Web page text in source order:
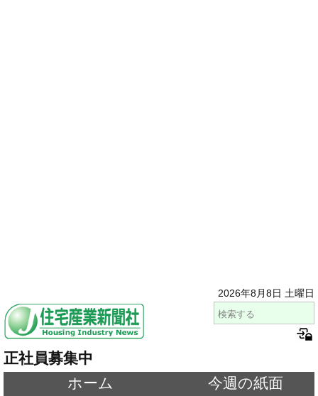
2026年8月8日 土曜日
正社員募集中
ホーム
今週の紙面